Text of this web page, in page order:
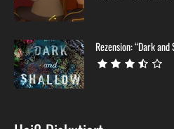
Rezension: “Dark and